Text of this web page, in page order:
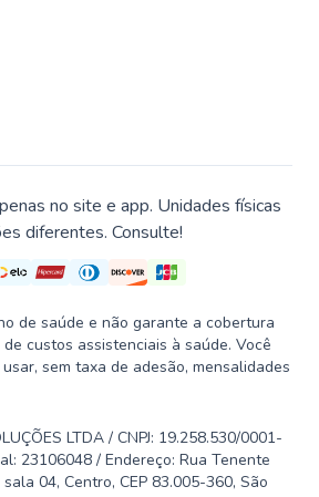
no site e app. Unidades físicas
diferentes. Consulte!
de saúde e não garante a cobertura
custos assistenciais à saúde. Você
sem taxa de adesão, mensalidades
LTDA / CNPJ: 19.258.530/0001-
23106048 / Endereço: Rua Tenente
04, Centro, CEP 83.005-360, São